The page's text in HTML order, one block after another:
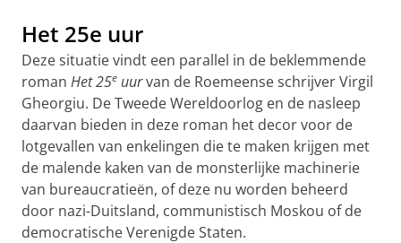
Het 25e uur
Deze situatie vindt een parallel in de beklemmende
roman Het 25e uurvan de Roemeense schrijver Virgil
Gheorgiu. De Tweede Wereldoorlog en de nasleep
daarvan bieden in deze roman het decor voor de
lotgevallen van enkelingen die te maken krijgen met
de malende kaken van de monsterlijke machinerie
van bureaucratieën, of deze nu worden beheerd
door nazi-Duitsland, communistisch Moskou of de
democratische Verenigde Staten.